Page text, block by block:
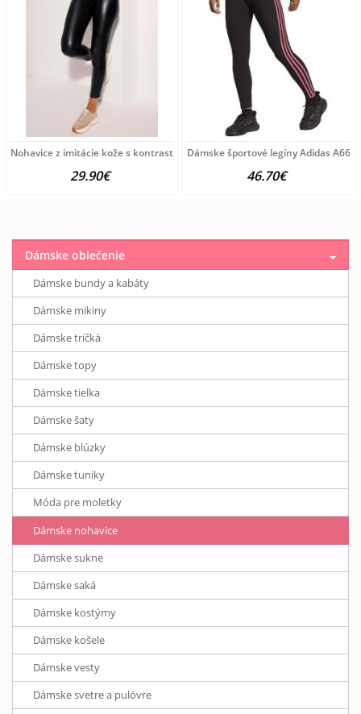
Nohavice z imitácie kože s kontrastným pásom Witt Weiden,
29.90€
Dámske športové legíny Adidas A6660
46.70€
Dámske oblečenie
Dámske bundy a kabáty
Dámske mikiny
Dámske tričká
Dámske topy
Dámske tielka
Dámske šaty
Dámske blúzky
Dámske tuniky
Móda pre moletky
Dámske nohavice
Dámske sukne
Dámske saká
Dámske kostýmy
Dámske košele
Dámske vesty
Dámske svetre a pulóvre